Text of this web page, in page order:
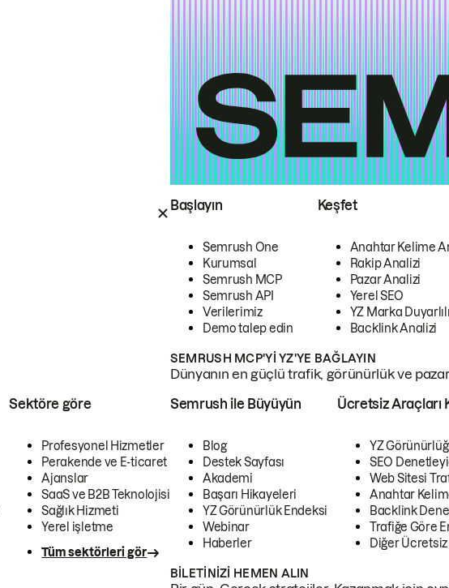
Başlayın
Semrush One
Kurumsal
Semrush MCP
Semrush API
Verilerimiz
Demo talep edin
Keşfet
Anahtar Kelime
Rakip Analizi
Pazar Analizi
Yerel SEO
YZ Marka
Backlink Analizi
SEMRUSH MCP'YI YZ'YE BAĞLAYIN
Dünyanın en güçlü trafik, görünürlük ve
Sektöre göre
Profesyonel Hizmetler
Perakende ve E-ticaret
Ajanslar
SaaS ve B2B Teknolojisi
Sağlık Hizmeti
Yerel işletme
Tüm sektörleri gör
Semrush ile Büyüyün
Blog
Destek Sayfası
Akademi
Başarı Hikayeleri
YZ Görünürlük Endeksi
Webinar
Haberler
Ücretsiz Araçları
YZ
SEO
Web Sitesi
Anahtar
Backlink
Trafiğe Göre
Diğer
BILETINIZI HEMEN ALIN